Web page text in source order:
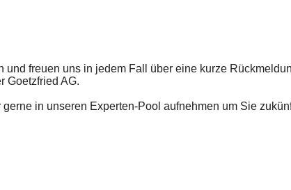
freuen uns in jedem Fall über eine kurze
Goetzfried AG.
in unseren Experten-Pool aufnehmen um Sie